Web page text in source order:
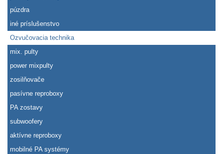
púzdra
iné príslušenstvo
Ozvučovacia technika
mix. pulty
power mixpulty
zosilňovače
pasívne reproboxy
PA zostavy
subwoofery
aktívne reproboxy
mobilné PA systémy